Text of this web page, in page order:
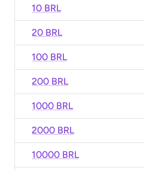
10 BRL
20 BRL
100 BRL
200 BRL
1000 BRL
2000 BRL
10000 BRL